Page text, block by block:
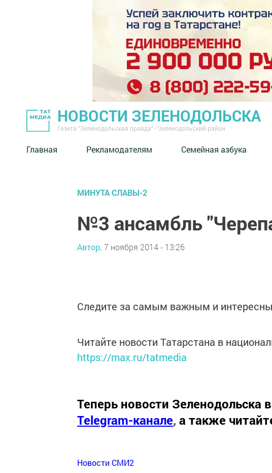
НОВОСТИ ЗЕЛЕНОДОЛЬСКА
Газета "Зеленодольская правда" - Зеленодольский район
Главная Рекламодателям Семейная азбука
МИНУТА СЛАВЫ-2
№3 ансамбль
Автор, 7 ноября 2014 - 13:26
Следите за самым важным и
Читайте новости Татарстана в
https://max.ru/tatmedia
Теперь новости
Telegram-канале, а также
Новости СМИ2